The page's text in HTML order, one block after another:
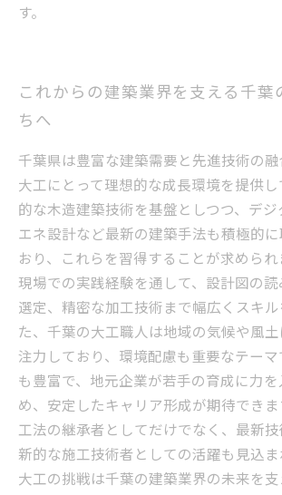
す。
これからの建築業界を支える千葉
ちへ
千葉県は豊富な建築需要と先進技術の
大工にとって理想的な成長環境を提供
的な木造建築技術を基盤としつつ、デ
エネ設計など最新の建築手法も積極的
おり、これらを習得することが求めら
現場での実践経験を通して、設計図の
選定、精密な加工技術まで幅広くスキ
た、千葉の大工職人は地域の気候や風
注力しており、環境配慮も重要なテー
も豊富で、地元企業が若手の育成に力
め、安定したキャリア形成が期待でき
工法の継承者としてだけでなく、最新
新的な施工技術者としての活躍も見込
大工の挑戦は千葉の建築業界の未来を支